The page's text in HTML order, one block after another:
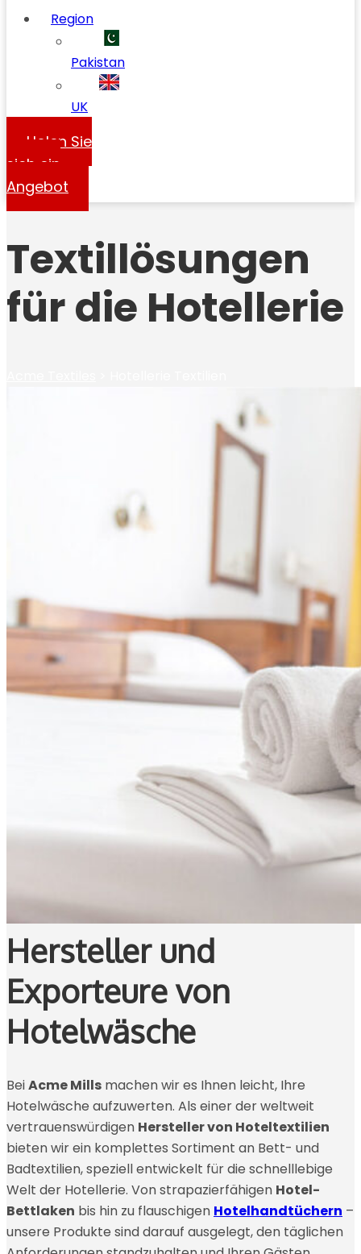
Region
Pakistan
UK
Holen Sie
sich ein
Angebot
Textillösungen
für die Hotellerie
Hersteller und
Exporteure von
Hotelwäsche
BeiAcme Mills machen wir es Ihnen leicht, Ihre
Hotelwäsche aufzuwerten. Als einer der weltweit
vertrauenswürdigen Hersteller von Hoteltextilien
bieten wir ein komplettes Sortiment an Bett- und
Badtextilien, speziell entwickelt für die schnelllebige
Welt der Hotellerie. Von strapazierfähigen Hotel-
Bettlaken bis hin zu flauschigen Hotelhandtüchern –
unsere Produkte sind darauf ausgelegt, den täglichen